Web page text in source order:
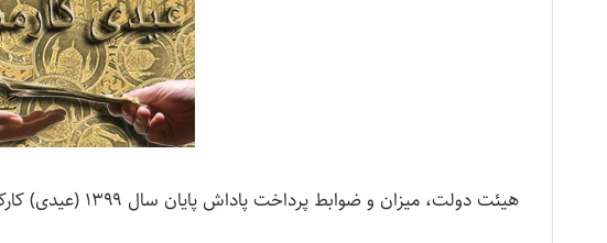
هیئت دولت، میزان و ضوابط پرداخت پاداش پایان سال ۱۳۹۹ (عیدی) کارکنان و بازنشستگان دولت را تعیین کرد.